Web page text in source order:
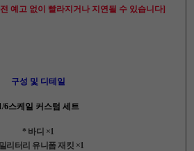
예고 없이 빨라지거나 지연될 수 있습니다]
구성 및 디테일
6스케일 커스텀 세트
* 바디 ×1
리터리 유니폼 재킷 ×1